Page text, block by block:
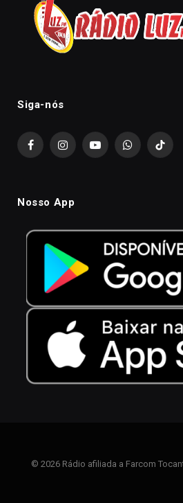
Siga-nós
FacebookInstagramYouTubeWhatsAppTikTok
Nosso App
© 2026 Rádio afiliada a Farcom